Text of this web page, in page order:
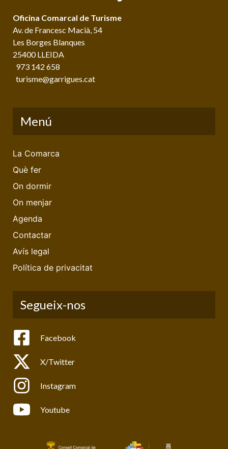
Oficina Comarcal de Turisme
Av. de Francesc Macià, 54
Les Borges Blanques
25400 LLEIDA
973 142 658
turisme@garrigues.cat
Menú
La Comarca
Què fer
On dormir
On menjar
Agenda
Contactar
Avís legal
Política de privacitat
Segueix-nos
Facebook
X/Twitter
Instagram
Youtube